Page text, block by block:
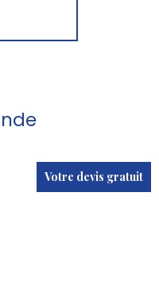
Votre devis gratuit